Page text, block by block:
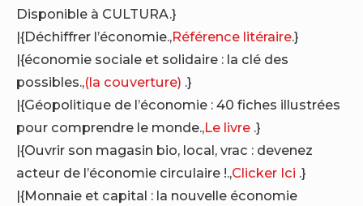
Disponible à CULTURA.}
|{Déchiffrer l’économie.,Référence litéraire.}
|{économie sociale et solidaire : la clé des
possibles.,(la couverture) .}
|{Géopolitique de l’économie : 40 fiches illustrées
pour comprendre le monde.,Le livre .}
|{Ouvrir son magasin bio, local, vrac : devenez
acteur de l’économie circulaire !.,Clicker Ici .}
|{Monnaie et capital : la nouvelle économie